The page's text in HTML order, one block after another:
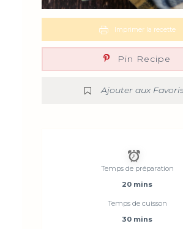
Imprimer la recette
Pin Recipe
Ajouter aux
Temps de préparation
20 mins
Temps de cuisson
30 mins